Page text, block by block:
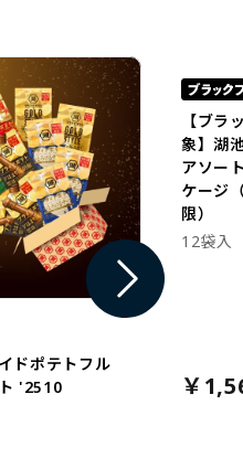
ドポテトフル
'2510
【ブラ
象】湖
アソー
ケージ
限）
12袋入
￥